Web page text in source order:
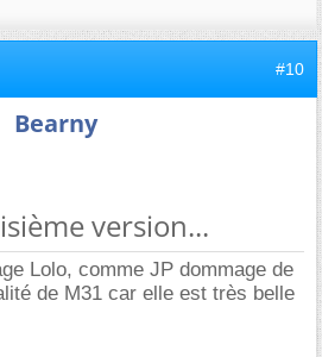
#10
Bearny
version...
Lolo, comme JP dommage de
de M31 car elle est très belle